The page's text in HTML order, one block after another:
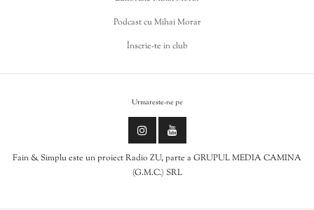
Podcast cu Mihai Morar
Înscrie-te in club
Urmareste-ne pe
Fain & Simplu este un proiect Radio ZU, parte a GRUPUL MEDIA CAMINA
(G.M.C.) SRL